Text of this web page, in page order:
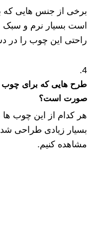
برخی از جنس هایی که
است بسیار نرم و سبک
راحتی این چوب را در
طرح هایی که برای چوب
صورت است؟
هر کدام از این چوب
بسیار زیادی طراحی
مشاهده کنیم.